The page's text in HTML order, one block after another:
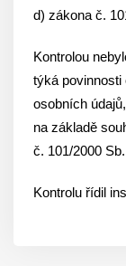
d) zákona č.
Kontrolou
týká povinnosti
osobních
na základě
č. 101/2000 Sb.
Kontrolu řídil